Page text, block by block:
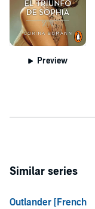
Preview
Similar series
Outlander [French